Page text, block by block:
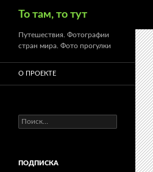
То там, то тут
Путешествия. Фотографии
стран мира. Фото прогулки
О ПРОЕКТЕ
Найти:
ПОДПИСКА